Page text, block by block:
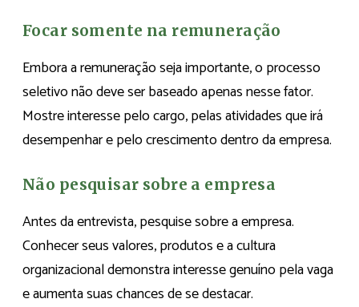
Focar somente na remuneração
Embora a remuneração seja importante, o processo
seletivo não deve ser baseado apenas nesse fator.
Mostre interesse pelo cargo, pelas atividades que irá
desempenhar e pelo crescimento dentro da empresa.
Não pesquisar sobre a empresa
Antes da entrevista, pesquise sobre a empresa.
Conhecer seus valores, produtos e a cultura
organizacional demonstra interesse genuíno pela vaga
e aumenta suas chances de se destacar.